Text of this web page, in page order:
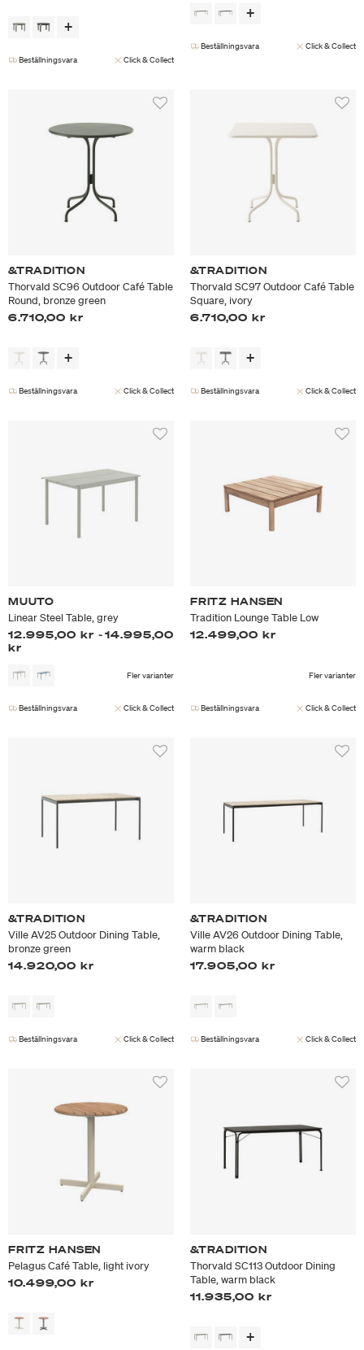
Beställningsvara Click & Collect
Beställningsvara Click & Collect
&TRADITION
Thorvald SC96 Outdoor Café Table
Round, bronze green
6.710,00 kr
Beställningsvara Click & Collect
&TRADITION
Thorvald SC97 Outdoor Café Table
Square, ivory
6.710,00 kr
Beställningsvara Click & Collect
MUUTO
Linear Steel Table, grey
12.995,00 kr -14.995,00
kr
Fler varianter
Beställningsvara Click & Collect
FRITZ HANSEN
Tradition Lounge Table Low
12.499,00 kr
Fler varianter
Beställningsvara Click & Collect
&TRADITION
Ville AV25 Outdoor Dining Table,
bronze green
14.920,00 kr
Beställningsvara Click & Collect
&TRADITION
Ville AV26 Outdoor Dining Table,
warm black
17.905,00 kr
Beställningsvara Click & Collect
FRITZ HANSEN
Pelagus Café Table, light ivory
10.499,00 kr
&TRADITION
Thorvald SC113 Outdoor Dining
Table, warm black
11.935,00 kr